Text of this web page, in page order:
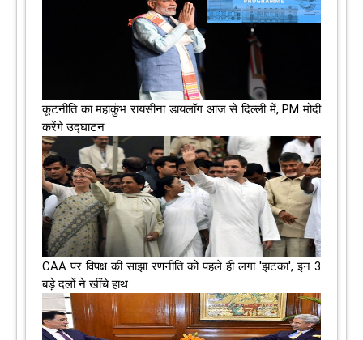
कूटनीति का महाकुंभ रायसीना डायलॉग आज से दिल्ली में, PM मोदी
करेंगे उद्घाटन
CAA पर विपक्ष की साझा रणनीति को पहले ही लगा 'झटका', इन 3
बड़े दलों ने खींचे हाथ